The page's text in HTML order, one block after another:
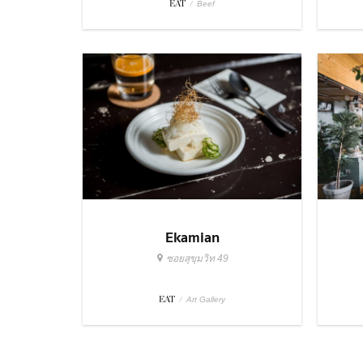
EAT / Beef
Ekamian
ซอยสุขุมวิท 49
EAT / Art Gallery